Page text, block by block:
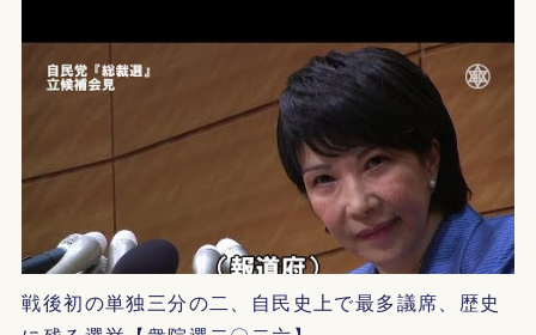
戦後初の単独三分の二、自民史上で最多議席、歴史